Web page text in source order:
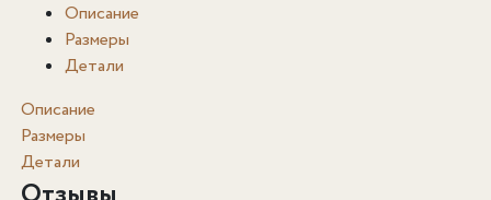
Описание
Размеры
Детали
Описание
Размеры
Детали